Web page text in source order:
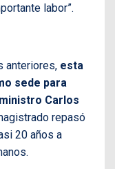
labor”.
anteriores, esta
sede para
Carlos
repasó
20 años a